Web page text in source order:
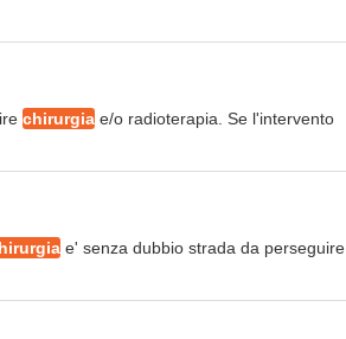
chirurgia e/o radioterapia. Se l'intervento
e' senza dubbio strada da perseguire.